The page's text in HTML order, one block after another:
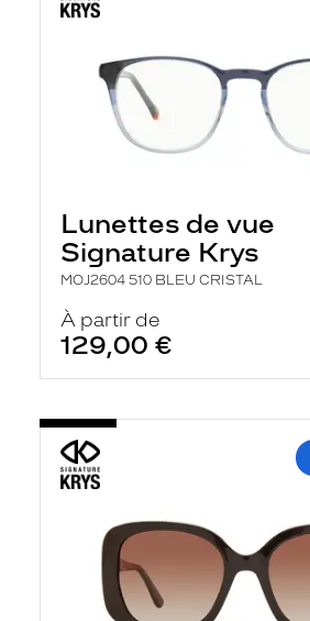
Lunettes de vue
Signature Krys
MOJ2604 510 BLEU CRISTAL
À partir de
129,00 €